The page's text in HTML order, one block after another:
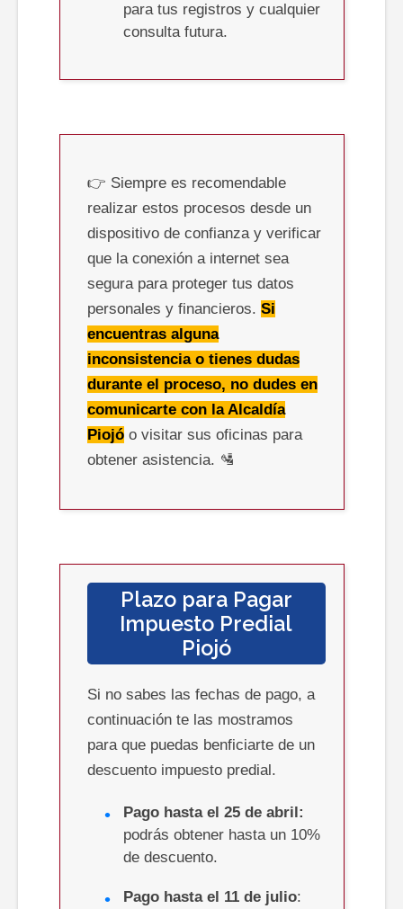
para tus registros y cualquier
consulta futura.
👉 Siempre es recomendable
realizar estos procesos desde un
dispositivo de confianza y verificar
que la conexión a internet sea
segura para proteger tus datos
personales y financieros. Si
encuentras alguna
inconsistencia o tienes dudas
durante el proceso, no dudes en
comunicarte con la Alcaldía
Piojóo visitar sus oficinas para
obtener asistencia. 🛂
Plazo para Pagar
Impuesto Predial
Piojó
Si no sabes las fechas de pago, a
continuación te las mostramos
para que puedas benficiarte de un
descuento impuesto predial.
Pago hasta el 25 de abril:
podrás obtener hasta un 10%
de descuento.
Pago hasta el 11 de julio: